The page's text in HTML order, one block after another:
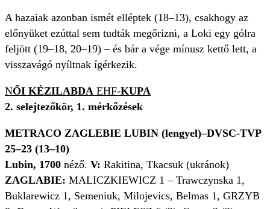
A hazaiak azonban ismét elléptek (18–13), csakhogy az
előnyüket ezúttal sem tudták megőrizni, a Loki egy gólra
feljött (19–18, 20–19) – és bár a vége mínusz kettő lett, a
visszavágó nyíltnak ígérkezik.
NŐI KÉZILABDA EHF-KUPA
2. selejtezőkör, 1. mérkőzések
METRACO ZAGLEBIE LUBIN (lengyel)–DVSC-TVP
25–23 (13–10)
Lubin, 1700 néző. V: Rakitina, Tkacsuk (ukránok)
ZAGLABIE: MALICZKIEWICZ 1 – Trawczynska 1,
Buklarewicz 1, Semeniuk, Milojevics, Belmas 1, GRZYB